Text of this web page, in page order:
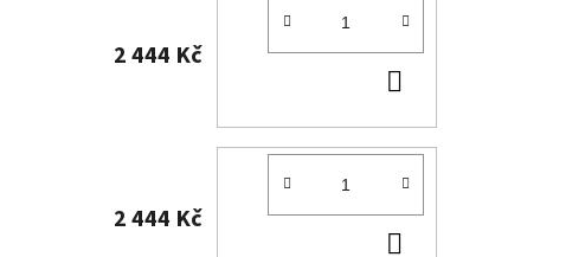
2 444 Kč
KOŠÍKU
2 444 Kč